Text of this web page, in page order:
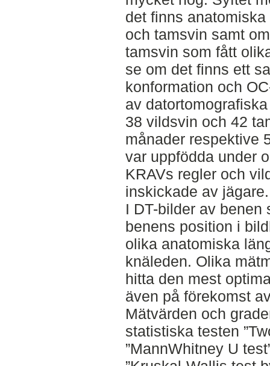
det finns
och tamsvin samt
tamsvin som fått
se om det finns ett
konformation och
av
38 vildsvin och 42
månader respektive
var uppfödda under
KRAVs regler och
inskickade av jägare.
I DT-bilder av benen
benens position i
olika anatomiska
knäleden. Olika
hitta den mest
även på förekomst
Mätvärden och
statistiska testen
”MannWhitney U